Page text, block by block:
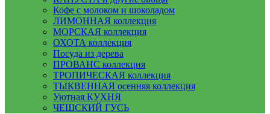
Кофе с молоком и шоколадом
ЛИМОННАЯ коллекция
МОРСКАЯ коллекция
ОХОТА коллекция
Посуда из дерева
ПРОВАНС коллекция
ТРОПИЧЕСКАЯ коллекция
ТЫКВЕННАЯ осенняя коллекция
Уютная КУХНЯ
ЧЕШСКИЙ ГУСЬ